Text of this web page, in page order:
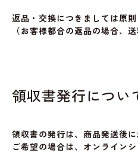
返品・交換につきましては原
（お客様都合の返品の場合、
領収書発行につい
領収書の発行は、商品発送後に
ご希望の場合は、オンライン